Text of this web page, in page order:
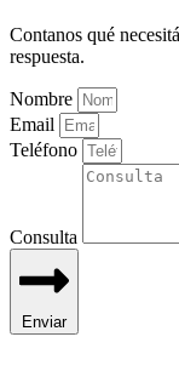
Contanos qué
respuesta.
Nombre
Email
Teléfono
Consulta
Enviar